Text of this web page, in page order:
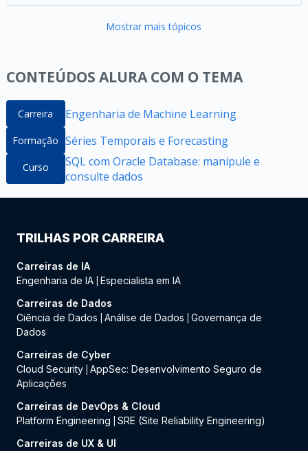
Mostrar mais tópicos
CONTEÚDOS ALURA COM O TEMA
Carreira Engenharia de Machine Learning
Formação Séries Temporais e Forecasting
Curso
SQL com Oracle Database: manipule e
consulte dados
TRILHAS POR CARREIRA
Carreiras de IA
Engenharia de IA Especialista em IA
Carreiras de Dados
Ciência de Dados
Análise de Dados
Governança de
Dados
Carreiras de Cyber
Cloud Security AppSec: Desenvolvimento Seguro de
Aplicações
Carreiras de DevOps & Cloud
Platform Engineering
SRE (Site Reliability Engineering)
Carreiras de UX & UI